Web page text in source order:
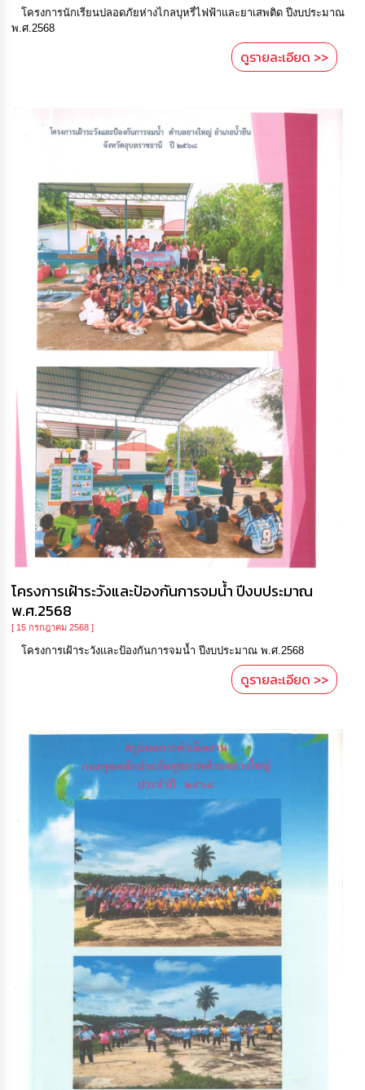
โครงการนักเรียนปลอดภัยห่างไกลบุหรี่ไฟฟ้าและยาเสพติด ปีงบประมาณ
พ.ศ.2568
ดูรายละเอียด >>
โครงการเฝ้าระวังและป้องกันการจมน้ำ ปีงบประมาณ
พ.ศ.2568
[ 15 กรกฎาคม 2568 ]
โครงการเฝ้าระวังและป้องกันการจมน้ำ ปีงบประมาณ พ.ศ.2568
ดูรายละเอียด >>